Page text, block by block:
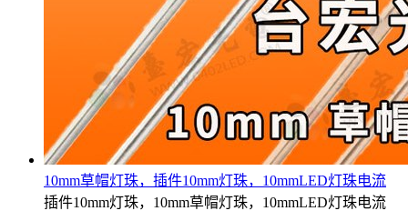
10mm草帽灯珠，插件10mm灯珠，10mmLED灯珠电流
插件10mm灯珠，10mm草帽灯珠，10mmLED灯珠电流